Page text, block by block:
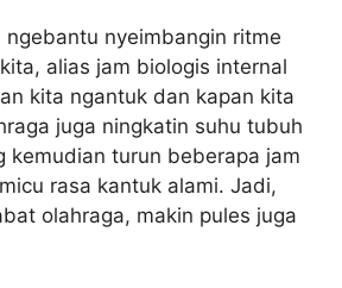
nyeimbangin ritme
alias jam biologis internal
kita ngantuk dan kapan kita
juga ningkatin suhu tubuh
kemudian turun beberapa jam
rasa kantuk alami. Jadi,
olahraga, makin pules juga